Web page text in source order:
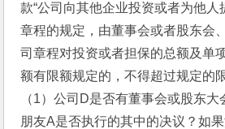
款“公司向其他企业投资或者为他人
章程的规定，由董事会或者股东会
司章程对投资或者担保的总额及单
额有限额规定的，不得超过规定的
（1）公司D是否有董事会或股东
朋友A是否执行的其中的决议？如